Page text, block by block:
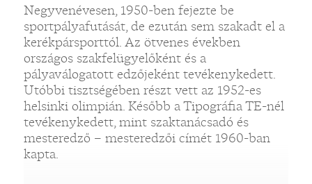
Negyvenévesen, 1950-ben fejezte be
sportpályafutását, de ezután sem szakadt el a
kerékpársporttól. Az ötvenes években
országos szakfelügyelőként és a
pályaválogatott edzőjeként tevékenykedett.
Utóbbi tisztségében részt vett az 1952-es
helsinki olimpián. Később a Tipográfia TE-nél
tevékenykedett, mint szaktanácsadó és
mesteredző – mesteredzői címét 1960-ban
kapta.